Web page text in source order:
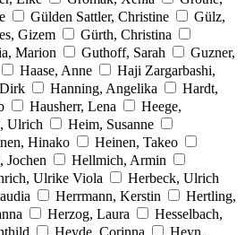
Gülden Sattler, Christine
Gülz,
Gizem
Gürth, Christina
Marion Guthoff, Sarah
Guzner,
Haase, Anne
Haji Zargarbashi,
Hanning, Angelika
Hardt,
Hausherr, Lena
Heege,
Ulrich
Heim, Susanne
Hinako
Heinen, Takeo
Jochen
Hellmich, Armin
Ulrike Viola
Herbeck, Ulrich
Herrmann, Kerstin
Hertling,
Herzog, Laura
Hesselbach,
Heyde, Corinna
Heyn,